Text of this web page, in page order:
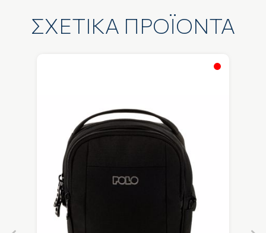
ΣΧΕΤΙΚΑ ΠΡΟΪΟΝΤΑ